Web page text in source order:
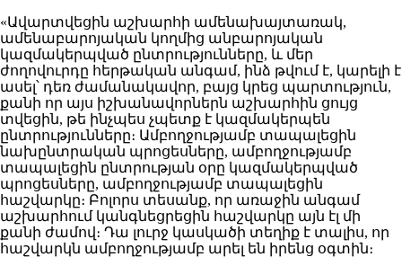
«Ավարտվեցին աշխարհի ամենախայտառակ,
ամենաբարոյական կողմից անբարոյական
կազմակերպված ընտրությունները, և մեր
ժողովուրդը հերթական անգամ, ինձ թվում է, կարելի է
ասել՝ դեռ ժամանակավոր, բայց կրեց պարտություն,
քանի որ այս իշխանավորներն աշխարհին ցույց
տվեցին, թե ինչպես չպետք է կազմակերպեն
ընտրությունները։ Ամբողջությամբ տապալեցին
նախընտրական պրոցեսները, ամբողջությամբ
տապալեցին ընտրության օրը կազմակերպված
պրոցեսները, ամբողջությամբ տապալեցին
հաշվարկը։ Բոլորս տեսանք, որ առաջին անգամ
աշխարհում կանգնեցրեցին հաշվարկը այն էլ մի
քանի ժամով։ Դա լուրջ կասկածի տեղիք է տալիս, որ
հաշվարկն ամբողջությամբ արել են իրենց օգտին։